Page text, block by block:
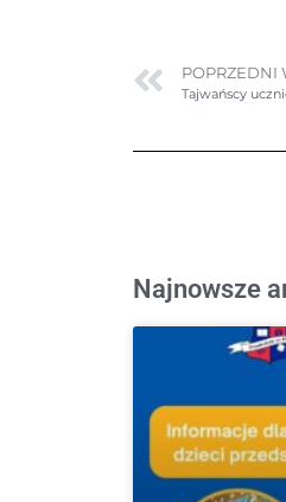
POPRZEDNI
Tajwańscy
Najnowsze